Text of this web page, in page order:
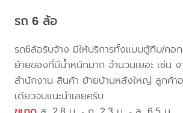
รถ 6 ล้อ
รถ6ล้อรับจ้าง มีให้บริการทั้งแบบตู้ทึบ/คอ
ย้ายของที่มีน้ำหนักมาก จำนวนเยอะ เช่น
สำนักงาน สินค้า ย้ายบ้านหลังใหญ่ ลูกค้า
เดียวจบแนะนำเลยครับ